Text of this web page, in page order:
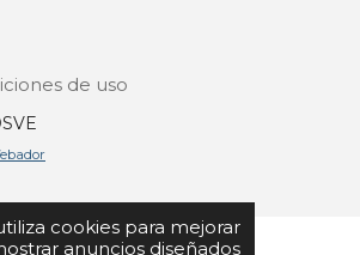
cookies para mejorar
anuncios diseñados
de uso